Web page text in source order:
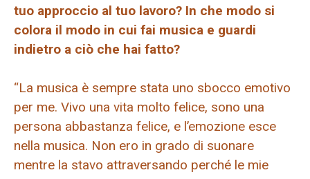
tuo approccio al tuo lavoro? In che modo si
colora il modo in cui fai musica e guardi
indietro a ciò che hai fatto?
“La musica è sempre stata uno sbocco emotivo
per me. Vivo una vita molto felice, sono una
persona abbastanza felice, e l’emozione esce
nella musica. Non ero in grado di suonare
mentre la stavo attraversando perché le mie